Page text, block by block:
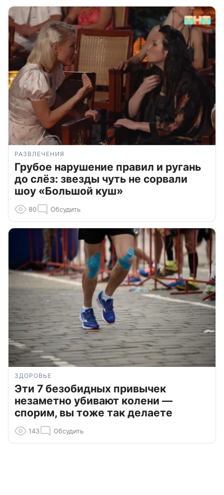
РАЗВЛЕЧЕНИЯ
Грубое нарушение правил и ругань
до слёз: звезды чуть не сорвали
шоу «Большой куш»
80 Обсудить
ЗДОРОВЬЕ
Эти 7 безобидных привычек
незаметно убивают колени —
спорим, вы тоже так делаете
143 Обсудить